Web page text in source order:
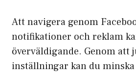
Att navigera genom
notifikationer och reklam
överväldigande. Genom att
inställningar kan du